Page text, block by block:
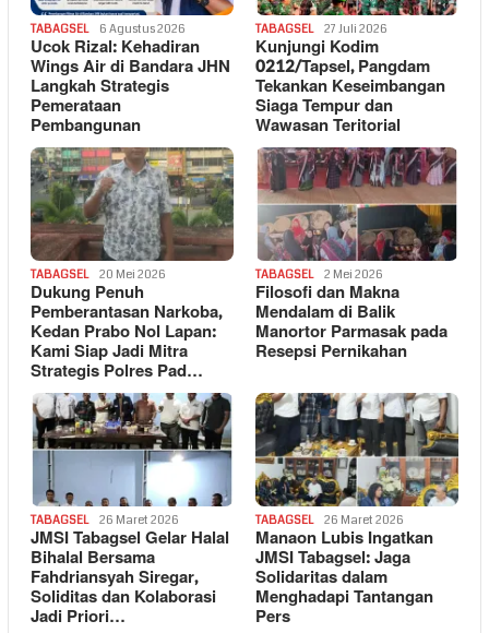
TABAGSEL 6 Agustus 2026
Ucok Rizal: Kehadiran
Wings Air di Bandara JHN
Langkah Strategis
Pemerataan
Pembangunan
TABAGSEL 27 Juli 2026
Kunjungi Kodim
0212/Tapsel, Pangdam
Tekankan Keseimbangan
Siaga Tempur dan
Wawasan Teritorial
TABAGSEL 20 Mei 2026
Dukung Penuh
Pemberantasan Narkoba,
Kedan Prabo Nol Lapan:
Kami Siap Jadi Mitra
Strategis Polres Pad…
TABAGSEL 2 Mei 2026
Filosofi dan Makna
Mendalam di Balik
Manortor Parmasak pada
Resepsi Pernikahan
TABAGSEL 26 Maret 2026
JMSI Tabagsel Gelar Halal
Bihalal Bersama
Fahdriansyah Siregar,
Soliditas dan Kolaborasi
Jadi Priori…
TABAGSEL 26 Maret 2026
Manaon Lubis Ingatkan
JMSI Tabagsel: Jaga
Solidaritas dalam
Menghadapi Tantangan
Pers